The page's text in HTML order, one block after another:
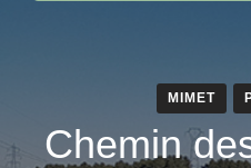
MIMET
Chemin